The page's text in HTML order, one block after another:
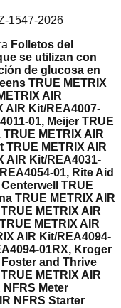
1547-2026
Folletos del
se utilizan con
de glucosa en
TRUE METRIX
AIR
AIR Kit/REA4007-
01, Meijer TRUE
METRIX AIR
METRIX AIR
AIR Kit/REA4031-
01, Rite Aid
TRUE
TRUE METRIX AIR
METRIX AIR
METRIX AIR
AIR Kit/REA4094-
01RX, Kroger
Foster and Thrive
METRIX AIR
NFRS Meter
NFRS Starter